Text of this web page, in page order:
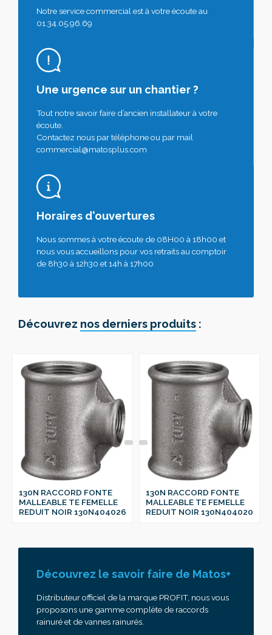
Notre service commercial est à votre écoute au
01.34.05.96.69
Une urgence sur un chantier ?
Tout notre savoir faire d’ancien installateur à votre
écoute.
Contactez nous par téléphone ou par mail
commercial@matosplus.com
Horaires d'ouvertures
Nous sommes à votre écoute de 08H00 à 18h00 et
nous vous accueillons pour vos retraits au comptoir
de 8h30 à 12h30 et 14h à 17h00
Découvrez nos derniers produits :
130N RACCORD FONTE
MALLEABLE TE FEMELLE
REDUIT NOIR 130N404026
130N RACCORD FONTE
MALLEABLE TE FEMELLE
REDUIT NOIR 130N404020
Découvrez le savoir faire de Matos+
Distributeur officiel de la marque PROFIT, nous vous
proposons une gamme complète de raccords
rainuré et de vannes rainurés.